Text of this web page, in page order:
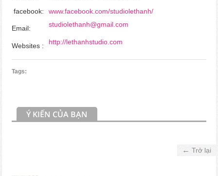
facebook: www.facebook.com/studiolethanh/
Email: studiolethanh@gmail.com
Websites : http://lethanhstudio.com
Tags:
Ý KIẾN CỦA BẠN
← Trở lại